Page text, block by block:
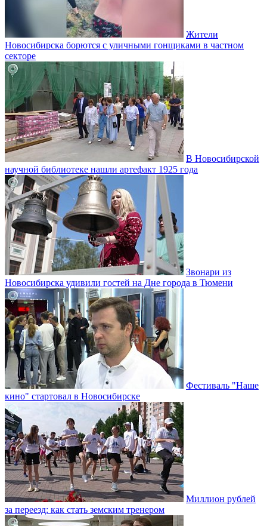
Жители
Новосибирска борются с уличными гонщиками в частном
секторе
В Новосибирской
научной библиотеке нашли артефакт 1925 года
Звонари из
Новосибирска удивили гостей на Дне города в Тюмени
Фестиваль "Наше
кино" стартовал в Новосибирске
Миллион рублей
за переезд: как стать земским тренером